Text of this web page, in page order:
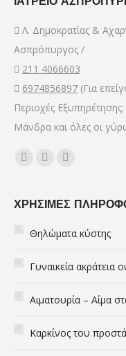
new
window
new
window
new
window
Λ. Δημοκρατίας &
Ασπρόπυργος /
211 4066603
6974856897 (Για
Περιοχές
Μάνδρα και όλες οι
Find us on:
opens
new
opens
new
opens
new
ΧΡΗΣΙΜΕΣ
Θηλώματα κύστης
Γυναικεία ακράτεια
Αιματουρία – Αίμα
Καρκίνος του